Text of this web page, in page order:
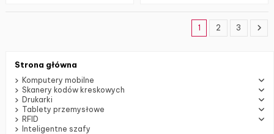
1 2 3
Strona główna
Komputery mobilne
Skanery kodów kreskowych
Drukarki
Tablety przemysłowe
RFID
Inteligentne szafy